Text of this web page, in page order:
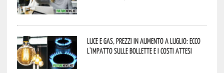
Luce e gas, prezzi in aumento a luglio: ecco
l’impatto sulle bollette e i costi attesi